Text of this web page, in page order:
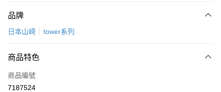
【大哥付你分期使用說明】
1.本服務由台灣大哥大提供，台灣大哥大用戶可立即使用無須另外申請。
2.付款方式選擇「大哥付你分期」，訂單成立後會自動跳轉到大哥付的交易
成交易。
3.實際核准額度、可分期數及費用金額請依後續交易確認頁面所載為準。
4.訂單成立30分鐘內，如未前往確認交易或遇審核未通過，訂單將自動取
消。如遇「轉專審核」未通過狀況，表示未達大哥付你分期系統評分，恕無
法說明評估內容。
每筆NT$100，滿NT$499(含以上)免運費
品牌
日本山崎 tower系列
商品特色
商品編號
7187524